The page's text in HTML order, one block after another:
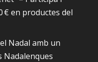
€ en productes del
Nadal amb un
Nadalenques